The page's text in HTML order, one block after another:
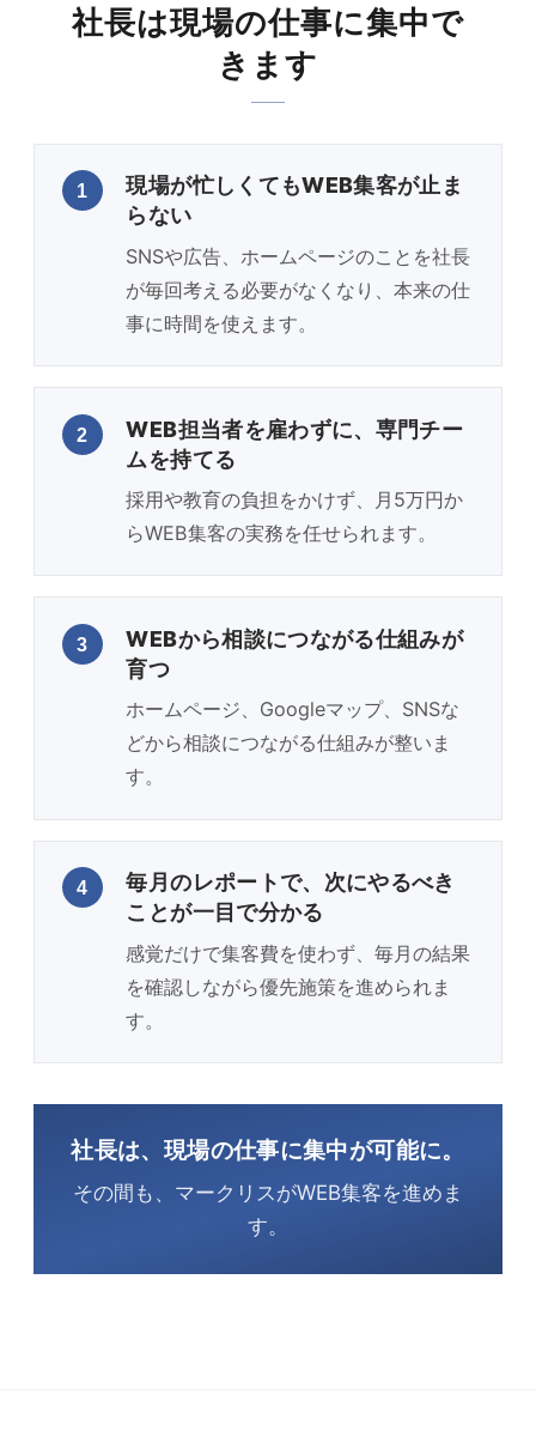
社長は現場の仕事に集中で
きます
1
現場が忙しくてもWEB集客が止ま
らない
SNSや広告、ホームページのことを社長
が毎回考える必要がなくなり、本来の仕
事に時間を使えます。
2
WEB担当者を雇わずに、専門チー
ムを持てる
採用や教育の負担をかけず、月5万円か
らWEB集客の実務を任せられます。
3
WEBから相談につながる仕組みが
育つ
ホームページ、Googleマップ、SNSな
どから相談につながる仕組みが整いま
す。
4
毎月のレポートで、次にやるべき
ことが一目で分かる
感覚だけで集客費を使わず、毎月の結果
を確認しながら優先施策を進められま
す。
社長は、現場の仕事に集中が可能に。
その間も、マークリスがWEB集客を進めま
す。